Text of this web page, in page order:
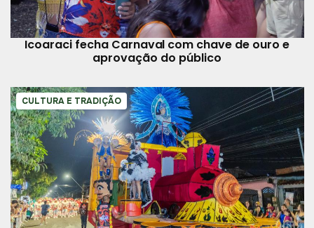
Icoaraci fecha Carnaval com chave de ouro e
aprovação do público
CULTURA E TRADIÇÃO